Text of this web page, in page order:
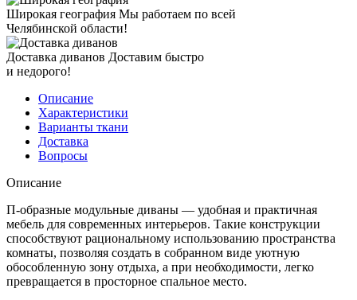
Широкая география Мы работаем по всей
Челябинской области!
Доставка диванов Доставим быстро
и недорого!
Описание
Характеристики
Варианты ткани
Доставка
Вопросы
Описание
П-образные модульные диваны — удобная и практичная
мебель для современных интерьеров. Такие конструкции
способствуют рациональному использованию пространства
комнаты, позволяя создать в собранном виде уютную
обособленную зону отдыха, а при необходимости, легко
превращается в просторное спальное место.